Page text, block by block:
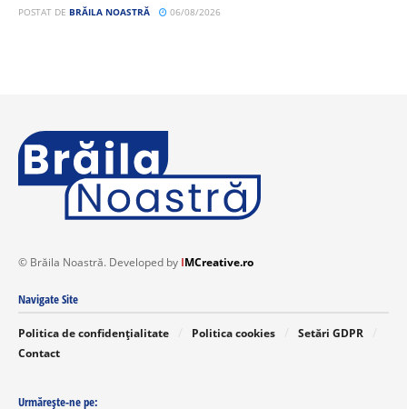
POSTAT DE BRĂILA NOASTRĂ 06/08/2026
© Brăila Noastră. Developed by IMCreative.ro
Navigate Site
Politica de confidențialitate Politica cookies
Setări GDPR
Contact
Urmărește-ne pe: